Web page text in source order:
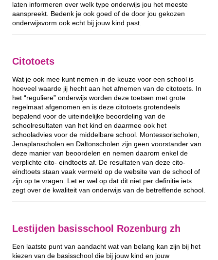
laten informeren over welk type onderwijs jou het meeste
aanspreekt. Bedenk je ook goed of de door jou gekozen
onderwijsvorm ook echt bij jouw kind past.
Citotoets
Wat je ook mee kunt nemen in de keuze voor een school is
hoeveel waarde jij hecht aan het afnemen van de citotoets. In
het “reguliere” onderwijs worden deze toetsen met grote
regelmaat afgenomen en is deze citotoets grotendeels
bepalend voor de uiteindelijke beoordeling van de
schoolresultaten van het kind en daarmee ook het
schooladvies voor de middelbare school. Montessorischolen,
Jenaplanscholen en Daltonscholen zijn geen voorstander van
deze manier van beoordelen en nemen daarom enkel de
verplichte cito- eindtoets af. De resultaten van deze cito-
eindtoets staan vaak vermeld op de website van de school of
zijn op te vragen. Let er wel op dat dit niet per definitie iets
zegt over de kwaliteit van onderwijs van de betreffende school.
Lestijden basisschool Rozenburg zh
Een laatste punt van aandacht wat van belang kan zijn bij het
kiezen van de basisschool die bij jouw kind en jouw